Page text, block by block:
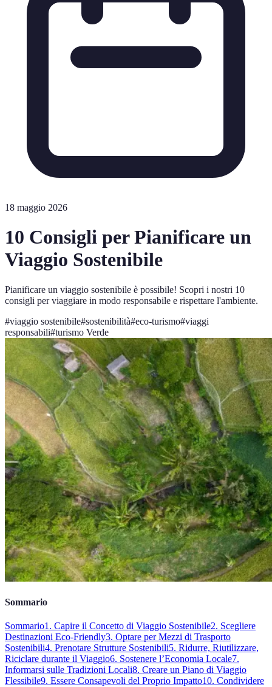
18 maggio 2026
10 Consigli per Pianificare un
Viaggio Sostenibile
Pianificare un viaggio sostenibile è possibile! Scopri i nostri 10
consigli per viaggiare in modo responsabile e rispettare l'ambiente.
#viaggio sostenibile#sostenibilità#eco-turismo#viaggi
responsabili#turismo Verde
Sommario
Sommario1. Capire il Concetto di Viaggio Sostenibile2. Scegliere
Destinazioni Eco-Friendly3. Optare per Mezzi di Trasporto
Sostenibili4. Prenotare Strutture Sostenibili5. Ridurre, Riutilizzare,
Riciclare durante il Viaggio6. Sostenere l’Economia Locale7.
Informarsi sulle Tradizioni Locali8. Creare un Piano di Viaggio
Flessibile9. Essere Consapevoli del Proprio Impatto10. Condividere